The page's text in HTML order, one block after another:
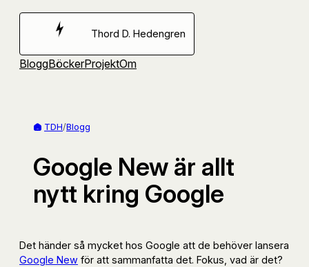
Hoppa
Thord D. Hedengren
BloggBöckerProjektOm
TDH/Blogg
Google New är allt
nytt kring Google
Det händer så mycket hos Google att de behöver lansera
Google New för att sammanfatta det. Fokus, vad är det?